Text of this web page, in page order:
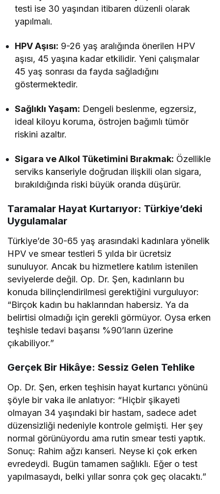
testi ise 30 yaşından itibaren düzenli olarak
yapılmalı.
HPV Aşısı: 9-26 yaş aralığında önerilen HPV
aşısı, 45 yaşına kadar etkilidir. Yeni çalışmalar
45 yaş sonrası da fayda sağladığını
göstermektedir.
Sağlıklı Yaşam: Dengeli beslenme, egzersiz,
ideal kiloyu koruma, östrojen bağımlı tümör
riskini azaltır.
Sigara ve Alkol Tüketimini Bırakmak: Özellikle
serviks kanseriyle doğrudan ilişkili olan sigara,
bırakıldığında riski büyük oranda düşürür.
Taramalar Hayat Kurtarıyor: Türkiye’deki
Uygulamalar
Türkiye’de 30-65 yaş arasındaki kadınlara yönelik
HPV ve smear testleri 5 yılda bir ücretsiz
sunuluyor. Ancak bu hizmetlere katılım istenilen
seviyelerde değil. Op. Dr. Şen, kadınların bu
konuda bilinçlendirilmesi gerektiğini vurguluyor:
“Birçok kadın bu haklarından habersiz. Ya da
belirtisi olmadığı için gerekli görmüyor. Oysa erken
teşhisle tedavi başarısı %90’ların üzerine
çıkabiliyor.”
Gerçek Bir Hikâye: Sessiz Gelen Tehlike
Op. Dr. Şen, erken teşhisin hayat kurtarıcı yönünü
şöyle bir vaka ile anlatıyor: “Hiçbir şikayeti
olmayan 34 yaşındaki bir hastam, sadece adet
düzensizliği nedeniyle kontrole gelmişti. Her şey
normal görünüyordu ama rutin smear testi yaptık.
Sonuç: Rahim ağzı kanseri. Neyse ki çok erken
evredeydi. Bugün tamamen sağlıklı. Eğer o test
yapılmasaydı, belki yıllar sonra çok geç olacaktı.”